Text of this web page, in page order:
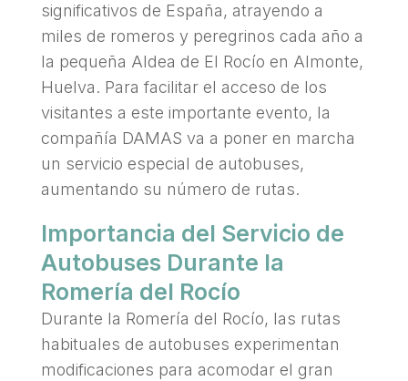
significativos de España, atrayendo a
miles de romeros y peregrinos cada año a
la pequeña Aldea de El Rocío en Almonte,
Huelva. Para facilitar el acceso de los
visitantes a este importante evento, la
compañía DAMAS va a poner en marcha
un servicio especial de autobuses,
aumentando su número de rutas.
Importancia del Servicio de
Autobuses Durante la
Romería del Rocío
Durante la Romería del Rocío, las rutas
habituales de autobuses experimentan
modificaciones para acomodar el gran